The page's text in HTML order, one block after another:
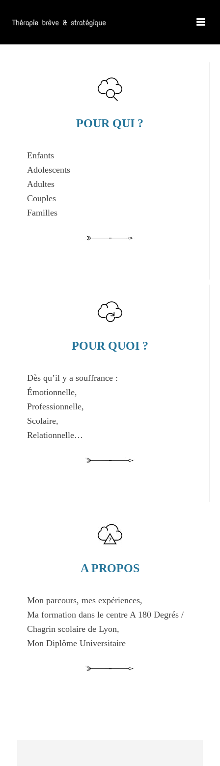
POUR QUI ?
Enfants
Adolescents
Adultes
Couples
Familles
POUR QUOI ?
Dès qu’il y a souffrance :
Émotionnelle,
Professionnelle,
Scolaire,
Relationnelle…
A PROPOS
Mon parcours, mes expériences,
Ma formation dans le centre A 180 Degrés /
Chagrin scolaire de Lyon,
Mon Diplôme Universitaire